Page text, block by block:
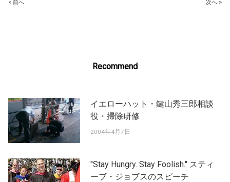
Post
< 前へ 次へ >
Recommend
イエローハット・鍵山秀三郎相談
役・掃除研修
2004年4月7日
"Stay Hungry. Stay Foolish." スティ
ーブ・ジョブスのスピーチ